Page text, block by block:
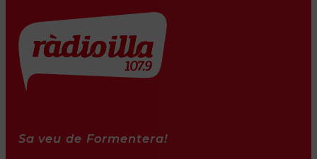
Sa veu de Formentera!